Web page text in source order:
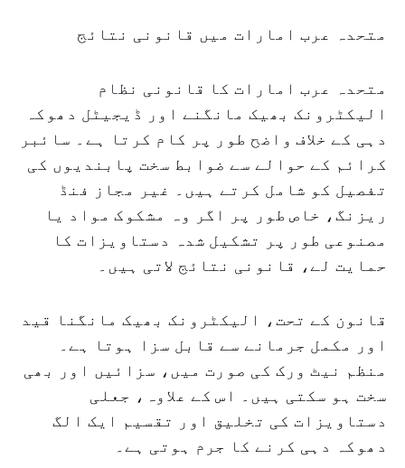
متحدہ عرب امارات میں قانونی نتائج
متحدہ عرب امارات کا قانونی نظام
الیکٹرونک بھیک مانگنے اور ڈیجیٹل دھوکہ
دہی کے خلاف واضح طور پر کام کرتا ہے۔ سائبر
کرائم کے حوالے سے ضوابط سخت پابندیوں کی
تفصیل کو شامل کرتے ہیں۔ غیر مجاز فنڈ
ریزنگ، خاص طور پر اگر وہ مشکوک مواد یا
مصنوعی طور پر تشکیل شدہ دستاویزات کا
حمایت لے، قانونی نتائج لاتی ہیں۔
قانون کے تحت، الیکٹرونک بھیک مانگنا قید
اور مکمل جرمانے سے قابل سزا ہوتا ہے۔
منظم نیٹ ورک کی صورت میں، سزائیں اور بھی
سخت ہو سکتی ہیں۔ اس کے علاوہ، جعلی
دستاویزات کی تخلیق اور تقسیم ایک الگ
دھوکہ دہی کرنے کا جرم ہوتی ہے۔